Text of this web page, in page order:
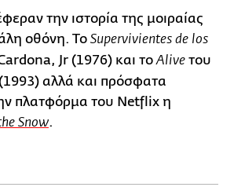
την ιστορία της μοιραίας
οθόνη. Το Supervivientes de los
Jr (1976) και τοAlive του
αλλά και πρόσφατα
πλατφόρμα του Netflix η
Snow.